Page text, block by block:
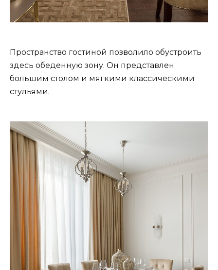
Пространство гостиной позволило обустроить
здесь обеденную зону. Он представлен
большим столом и мягкими классическими
стульями.